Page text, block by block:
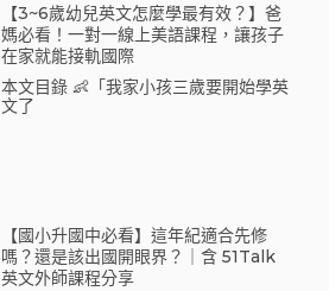
【3~6歲幼兒英文怎麼學最有效？】爸
媽必看！一對一線上美語課程，讓孩子
在家就能接軌國際
本文目錄 👶「我家小孩三歲要開始學英
文了
【國小升國中必看】這年紀適合先修
嗎？還是該出國開眼界？｜含 51Talk
英文外師課程分享